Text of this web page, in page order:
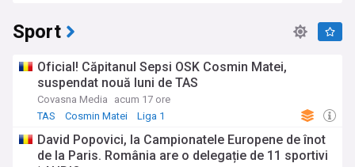
Sport
Oficial! Căpitanul Sepsi OSK Cosmin Matei,
suspendat nouă luni de TAS
Covasna Media
acum 17 ore
TAS
Cosmin Matei Liga 1
David Popovici, la Campionatele Europene de înot
de la Paris. România are o delegație de 11 sportivi